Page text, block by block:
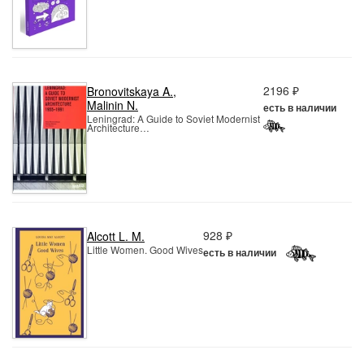
Bronovitskaya A.,
Malinin N.
Leningrad: A Guide to Soviet Modernist
Architecture…
2196 ₽
есть в наличии
Alcott L. M.
Little Women. Good Wives
928 ₽
есть в наличии